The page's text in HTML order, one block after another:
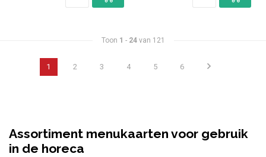
Toon 1 - 24van 121
1 2 3 4 5 6
Assortiment menukaarten voor gebruik
in de horeca